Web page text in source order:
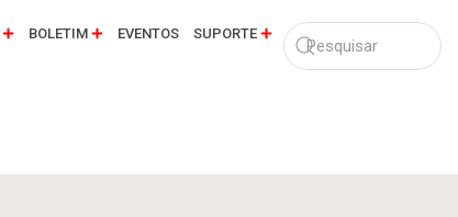
BOLETIM EVENTOS SUPORTE